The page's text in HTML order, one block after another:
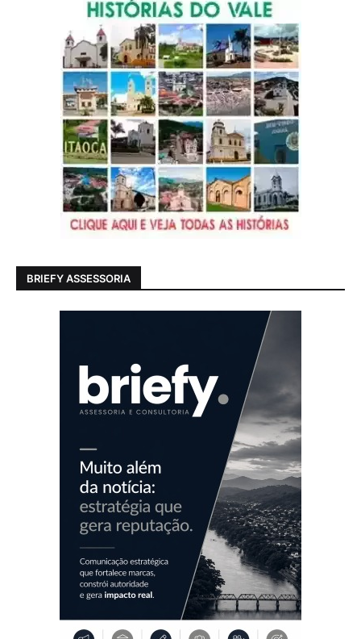
BRIEFY ASSESSORIA